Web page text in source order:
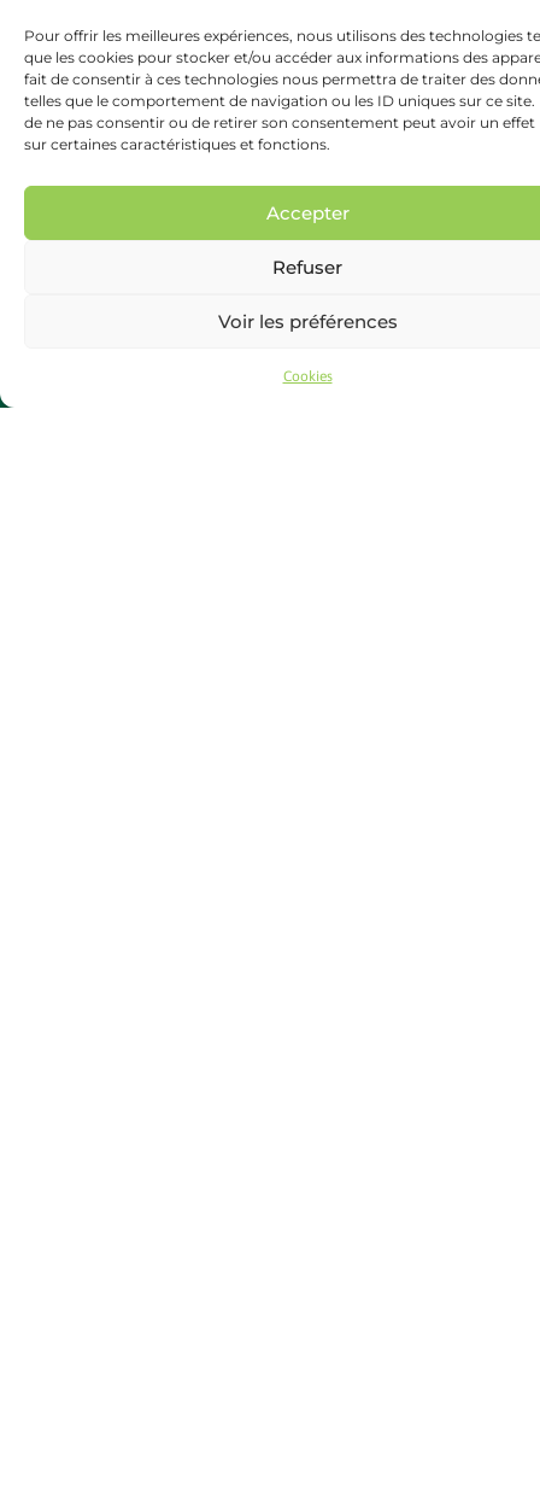
Pour offrir les meilleures expériences, nous utilisons des technologies
que les cookies pour stocker et/ou accéder aux informations des
fait de consentir à ces technologies nous permettra de traiter des
telles que le comportement de navigation ou les ID uniques sur ce site.
de ne pas consentir ou de retirer son consentement peut avoir un effet
sur certaines caractéristiques et fonctions.
Accepter
Refuser
Voir les préférences
Cookies
OFFSOLAR représente une avancée
révolutionnaire dans le secteur de la
technologie solaire flottante offshore. Son
assemblage simple, sa conception rentable
etson potentiel inégaléen font un leader
d'énergie renouvelable. Éprouvés par des
tests en conditions réelles, nos prototypes
ont fait preuve d'une résilience
remarquable dans des conditions
OFFSOLAR apparaît comme une solution
adaptée au développement